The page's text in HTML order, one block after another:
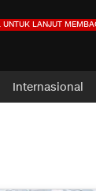
Internasional